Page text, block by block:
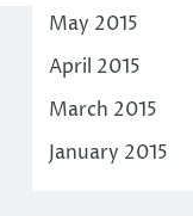
May 2015
April 2015
March 2015
January 2015